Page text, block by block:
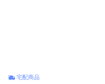
宅配商品